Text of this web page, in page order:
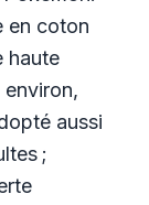
en coton
haute
aussi
;